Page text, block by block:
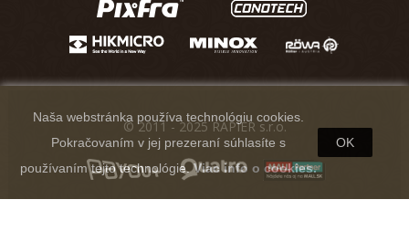
Naša webstránka používa technológiu cookies.
Pokračovaním v jej prezeraní súhlasíte s
používaním tejto technológie.Viac info o cookies.
OK
© 2011 - 2025 RAPIER s.r.o.